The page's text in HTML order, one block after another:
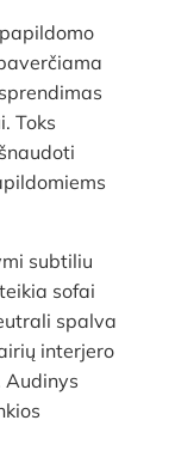
Toks
subtiliu
sofai
spalva
interjero
Audinys